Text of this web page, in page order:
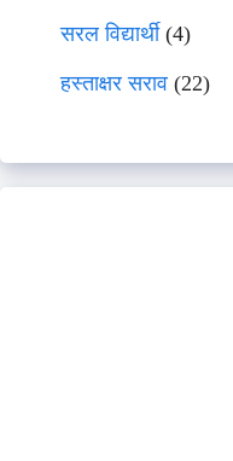
सरल विद्यार्थी(4)
हस्ताक्षर सराव (22)